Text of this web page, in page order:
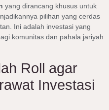
yang dirancang khusus untuk
pilihan yang cerdas
Ini adalah investasi yang
komunitas dan pahala jariyah
Roll agar
Investasi